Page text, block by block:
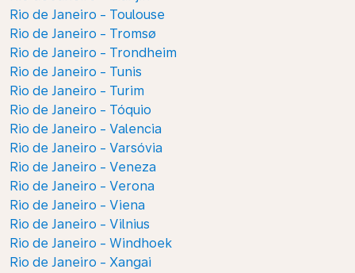
Rio de Janeiro - Toulouse
Rio de Janeiro - Tromsø
Rio de Janeiro - Trondheim
Rio de Janeiro - Tunis
Rio de Janeiro - Turim
Rio de Janeiro - Tóquio
Rio de Janeiro - Valencia
Rio de Janeiro - Varsóvia
Rio de Janeiro - Veneza
Rio de Janeiro - Verona
Rio de Janeiro - Viena
Rio de Janeiro - Vilnius
Rio de Janeiro - Windhoek
Rio de Janeiro - Xangai